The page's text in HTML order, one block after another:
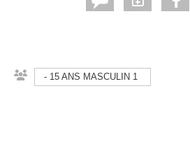
- 15 ANS MASCULIN 1